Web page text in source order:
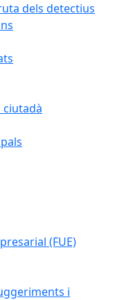
dels detectius
ciutadà
(FUE)
i